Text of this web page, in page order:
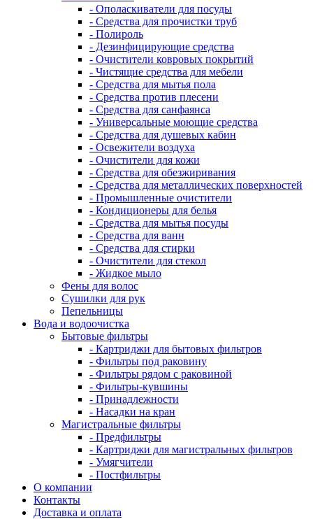
- Ополаскиватели для посуды
- Средства для прочистки труб
- Полироль
- Дезинфицирующие средства
- Очистители ковровых покрытий
- Чистящие средства для мебели
- Средства для мытья пола
- Средства против плесени
- Средства для санфаянса
- Универсальные моющие средства
- Средства для душевых кабин
- Освежители воздуха
- Очистители для кожи
- Средства для обезжиривания
- Средства для металлических поверхностей
- Промышленные очистители
- Кондиционеры для белья
- Средства для мытья посуды
- Средства для ванн
- Средства для стирки
- Очистители для стекол
- Жидкое мыло
Фены для волос
Сушилки для рук
Пепельницы
Вода и водоочистка
Бытовые фильтры
- Картриджи для бытовых фильтров
- Фильтры под раковину
- Фильтры рядом с раковиной
- Фильтры-кувшины
- Принадлежности
- Насадки на кран
Магистральные фильтры
- Предфильтры
- Картриджи для магистральных фильтров
- Умягчители
- Постфильтры
О компании
Контакты
Доставка и оплата